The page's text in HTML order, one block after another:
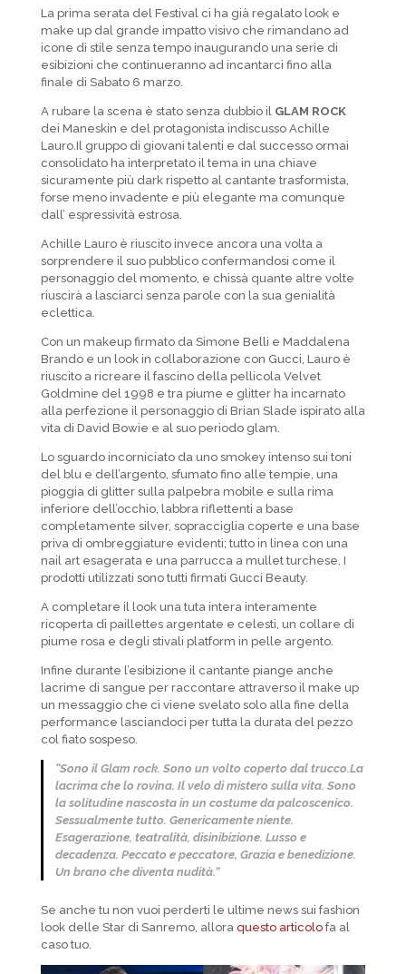
La prima serata del Festival ci ha già regalato look e
make up dal grande impatto visivo che rimandano ad
icone di stile senza tempo inaugurando una serie di
esibizioni che continueranno ad incantarci fino alla
finale di Sabato 6 marzo.
A rubare la scena è stato senza dubbio il GLAM ROCK
dei Maneskin e del protagonista indiscusso Achille
Lauro.Il gruppo di giovani talenti e dal successo ormai
consolidato ha interpretato il tema in una chiave
sicuramente più dark rispetto al cantante trasformista,
forse meno invadente e più elegante ma comunque
dall’ espressività estrosa.
Achille Lauro è riuscito invece ancora una volta a
sorprendere il suo pubblico confermandosi come il
personaggio del momento, e chissà quante altre volte
riuscirà a lasciarci senza parole con la sua genialità
eclettica.
Con un makeup firmato da Simone Belli e Maddalena
Brando e un look in collaborazione con Gucci, Lauro è
riuscito a ricreare il fascino della pellicola Velvet
Goldmine del 1998 e tra piume e glitter ha incarnato
alla perfezione il personaggio di Brian Slade ispirato alla
vita di David Bowie e al suo periodo glam.
Lo sguardo incorniciato da uno smokey intenso sui toni
del blu e dell’argento, sfumato fino alle tempie, una
pioggia di glitter sulla palpebra mobile e sulla rima
inferiore dell’occhio, labbra riflettenti a base
completamente silver, sopracciglia coperte e una base
priva di ombreggiature evidenti; tutto in linea con una
nail art esagerata e una parrucca a mullet turchese. I
prodotti utilizzati sono tutti firmati Gucci Beauty.
A completare il look una tuta intera interamente
ricoperta di paillettes argentate e celesti, un collare di
piume rosa e degli stivali platform in pelle argento.
Infine durante l’esibizione il cantante piange anche
lacrime di sangue per raccontare attraverso il make up
un messaggio che ci viene svelato solo alla fine della
performance lasciandoci per tutta la durata del pezzo
col fiato sospeso.
“Sono il Glam rock. Sono un volto coperto dal trucco.La
lacrima che lo rovina. Il velo di mistero sulla vita. Sono
la solitudine nascosta in un costume da palcoscenico.
Sessualmente tutto. Genericamente niente.
Esagerazione, teatralità, disinibizione. Lusso e
decadenza. Peccato e peccatore, Grazia e benedizione.
Un brano che diventa nudità.”
Se anche tu non vuoi perderti le ultime news sui fashion
look delle Star di Sanremo, allora questo articolofa al
caso tuo.